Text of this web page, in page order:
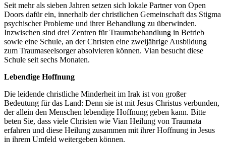
Seit mehr als sieben Jahren setzen sich lokale Partner von Open
Doors dafür ein, innerhalb der christlichen Gemeinschaft das Stigma
psychischer Probleme und ihrer Behandlung zu überwinden.
Inzwischen sind drei Zentren für Traumabehandlung in Betrieb
sowie eine Schule, an der Christen eine zweijährige Ausbildung
zum Traumaseelsorger absolvieren können. Vian besucht diese
Schule seit sechs Monaten.
Lebendige Hoffnung
Die leidende christliche Minderheit im Irak ist von großer
Bedeutung für das Land: Denn sie ist mit Jesus Christus verbunden,
der allein den Menschen lebendige Hoffnung geben kann. Bitte
beten Sie, dass viele Christen wie Vian Heilung von Traumata
erfahren und diese Heilung zusammen mit ihrer Hoffnung in Jesus
in ihrem Umfeld weitergeben können.